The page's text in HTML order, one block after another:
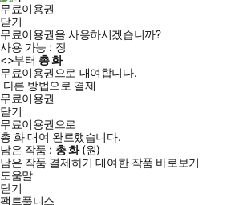
무료이용권
닫기
무료이용권을 사용하시겠습니까?
사용 가능 : 장
<>부터 총화
무료이용권으로 대여합니다.
다른 방법으로 결제
무료이용권
닫기
무료이용권으로
총 화대여 완료했습니다.
남은 작품 : 총화(원)
남은 작품 결제하기 대여한 작품 바로보기
도움말
닫기
팩트풀니스